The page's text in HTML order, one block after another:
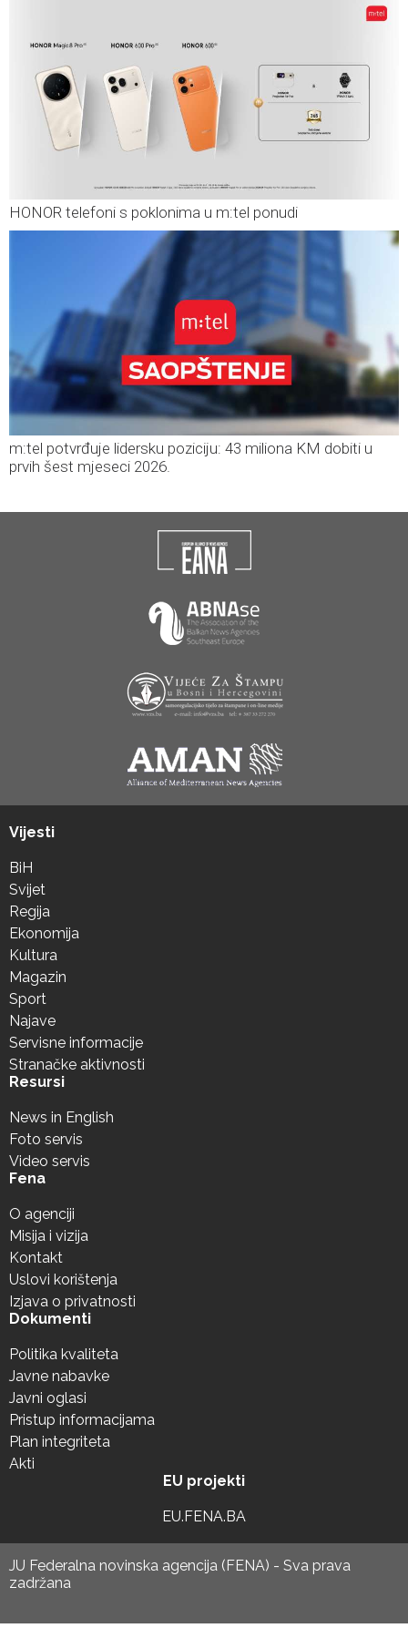
HONOR telefoni s poklonima u m:tel ponudi
m:tel potvrđuje lidersku poziciju: 43 miliona KM dobiti u
prvih šest mjeseci 2026.
Vijesti
BiH
Svijet
Regija
Ekonomija
Kultura
Magazin
Sport
Najave
Servisne informacije
Stranačke aktivnosti
Resursi
News in English
Foto servis
Video servis
Fena
O agenciji
Misija i vizija
Kontakt
Uslovi korištenja
Izjava o privatnosti
Dokumenti
Politika kvaliteta
Javne nabavke
Javni oglasi
Pristup informacijama
Plan integriteta
Akti
EU projekti
EU.FENA.BA
JU Federalna novinska agencija (FENA) - Sva prava
zadržana